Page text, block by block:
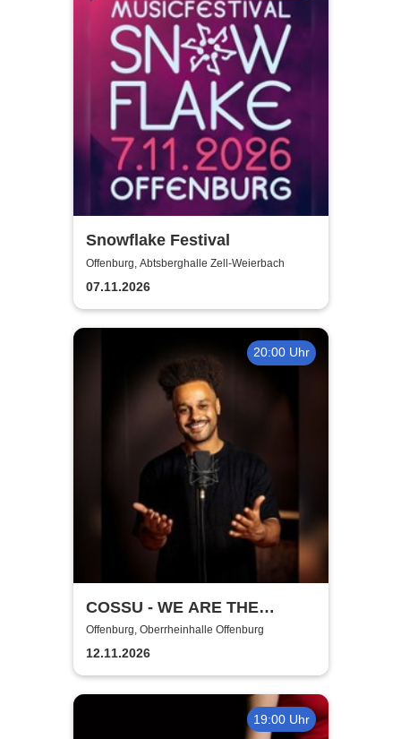
Snowflake Festival
Offenburg, Abtsberghalle Zell-Weierbach
07.11.2026
20:00 Uhr
COSSU - WE ARE THE
GERMANS - Stand-Up
Comedy
Offenburg, Oberrheinhalle Offenburg
12.11.2026
19:00 Uhr